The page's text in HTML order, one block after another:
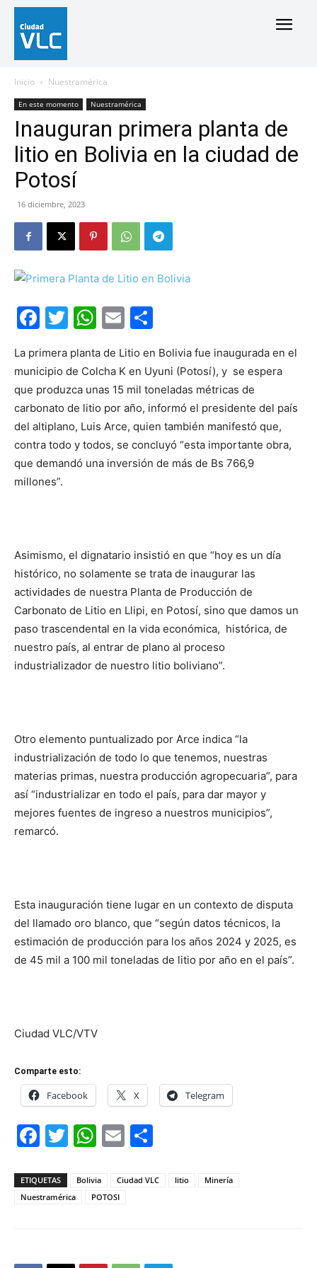
Inicio Nuestramérica
En este momento Nuestramérica
Inauguran primera planta de
litio en Bolivia en la ciudad de
Potosí
16 diciembre, 2023
Facebook
Twitter
WhatsApp
Email
La primera planta de Litio en Bolivia fue inaugurada en el
municipio de Colcha K en Uyuni (Potosí), y se espera
que produzca unas 15 mil toneladas métricas de
carbonato de litio por año, informó el presidente del país
del altiplano, Luis Arce, quien también manifestó que,
contra todo y todos, se concluyó “esta importante obra,
que demandó una inversión de más de Bs 766,9
millones”.
Asimismo, el dignatario insistió en que “hoy es un día
histórico, no solamente se trata de inaugurar las
actividades de nuestra Planta de Producción de
Carbonato de Litio en Llipi, en Potosí, sino que damos un
paso trascendental en la vida económica, histórica, de
nuestro país, al entrar de plano al proceso
industrializador de nuestro litio boliviano”.
Otro elemento puntualizado por Arce indica “la
industrialización de todo lo que tenemos, nuestras
materias primas, nuestra producción agropecuaria”, para
así “industrializar en todo el país, para dar mayor y
mejores fuentes de ingreso a nuestros municipios”,
remarcó.
Esta inauguración tiene lugar en un contexto de disputa
del llamado oro blanco, que “según datos técnicos, la
estimación de producción para los años 2024 y 2025, es
de 45 mil a 100 mil toneladas de litio por año en el país”.
Ciudad VLC/VTV
Comparte esto:
Facebook X Telegram
Facebook
Twitter
WhatsApp
Email
ETIQUETAS Bolivia Ciudad VLC litio
Minería
Nuestramérica
POTOSI